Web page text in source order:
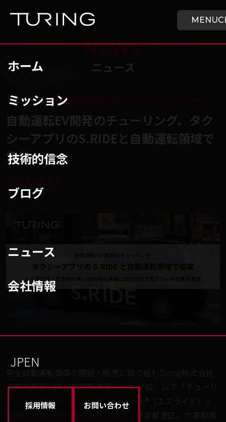
MENU
ホーム
ミッション
技術的信念
ブログ
ニュース
会社情報
EN
JP
採用情報 お問い合わせ
チューリング株式会社
/ニュース /自動運転EV開発のチューリング、タクシーアプ
NEWS
ニュース
自動運転EV開発のチューリング、タク
シーアプリのS.RIDEと自動運転領域で
協業
完全自動運転車両の開発・販売に取り組むTuring株式会社
（東京都品川区、代表取締役：山本 一成、以下「チューリ
ング」）は、タクシーアプリ 「S.RIDE®（エスライド）」
を提供するS.RIDE株式会社（本社：東京都港区、代表取締